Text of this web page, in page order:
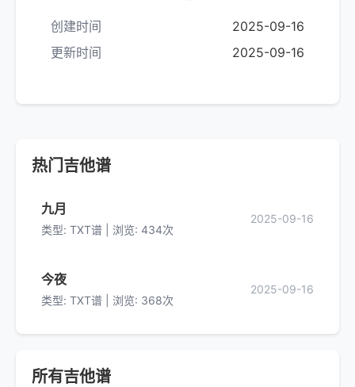
创建时间
2025-09-16
更新时间
2025-09-16
热门吉他谱
九月
类型: TXT谱 | 浏览: 434次
2025-09-16
今夜
类型: TXT谱 | 浏览: 368次
2025-09-16
所有吉他谱